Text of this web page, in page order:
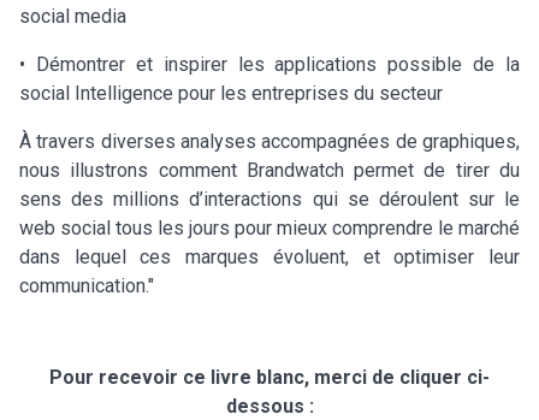
social media
• Démontrer et inspirer les applications possible de la
social Intelligence pour les entreprises du secteur
À travers diverses analyses accompagnées de graphiques,
nous illustrons comment Brandwatch permet de tirer du
sens des millions d’interactions qui se déroulent sur le
web social tous les jours pour mieux comprendre le marché
dans lequel ces marques évoluent, et optimiser leur
communication."
Pour recevoir ce livre blanc, merci de cliquer ci-
dessous :